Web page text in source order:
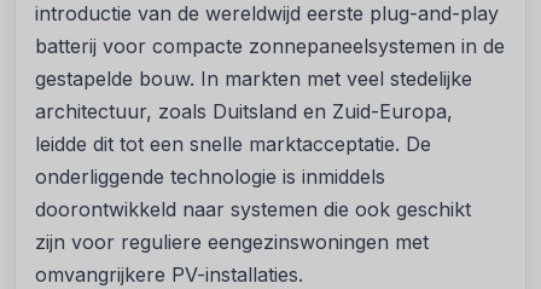
introductie van de wereldwijd eerste plug-and-play
batterij voor compacte zonnepaneelsystemen in de
gestapelde bouw. In markten met veel stedelijke
architectuur, zoals Duitsland en Zuid-Europa,
leidde dit tot een snelle marktacceptatie. De
onderliggende technologie is inmiddels
doorontwikkeld naar systemen die ook geschikt
zijn voor reguliere eengezinswoningen met
omvangrijkere PV-installaties.